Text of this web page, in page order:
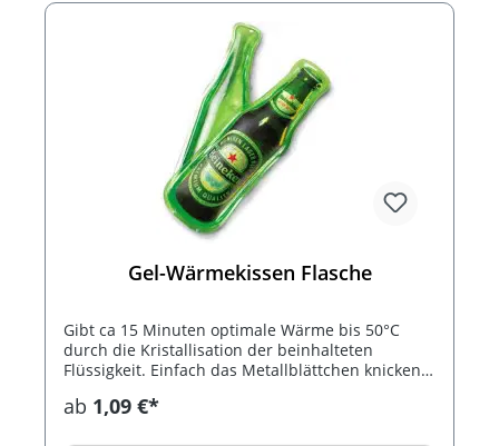
Gel-Wärmekissen Flasche
Gibt ca 15 Minuten optimale Wärme bis 50°C
durch die Kristallisation der beinhalteten
Flüssigkeit. Einfach das Metallblättchen knicken.
kochendes Wasser. Bis 1.000 mal
ab 1,09 €*